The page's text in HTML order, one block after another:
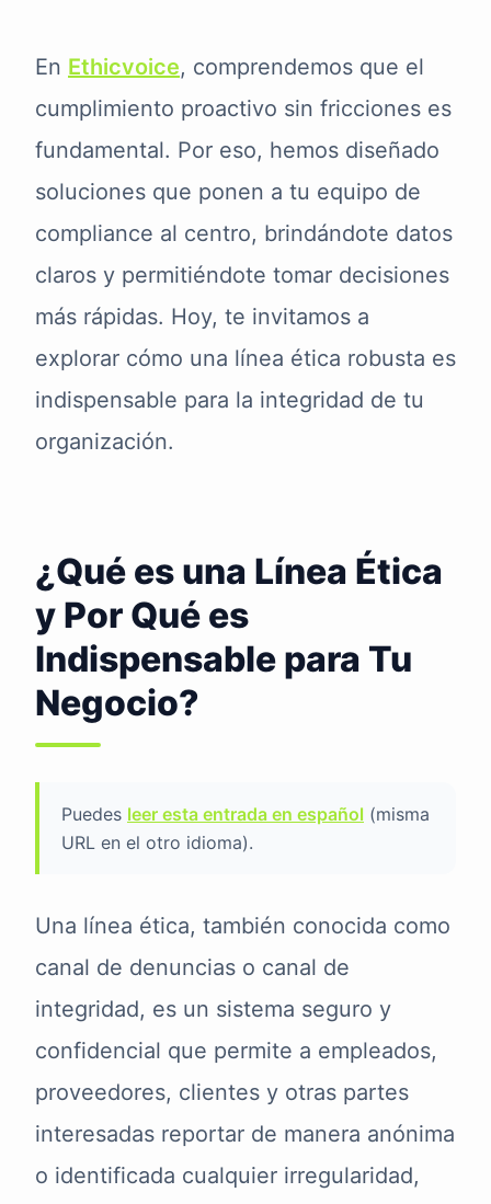
En Ethicvoice, comprendemos que el
cumplimiento proactivo sin fricciones es
fundamental. Por eso, hemos diseñado
soluciones que ponen a tu equipo de
compliance al centro, brindándote datos
claros y permitiéndote tomar decisiones
más rápidas. Hoy, te invitamos a
explorar cómo una línea ética robusta es
indispensable para la integridad de tu
organización.
¿Qué es una Línea Ética
y Por Qué es
Indispensable para Tu
Negocio?
Puedes leer esta entrada en español (misma
URL en el otro idioma).
Una línea ética, también conocida como
canal de denuncias o canal de
integridad, es un sistema seguro y
confidencial que permite a empleados,
proveedores, clientes y otras partes
interesadas reportar de manera anónima
o identificada cualquier irregularidad,